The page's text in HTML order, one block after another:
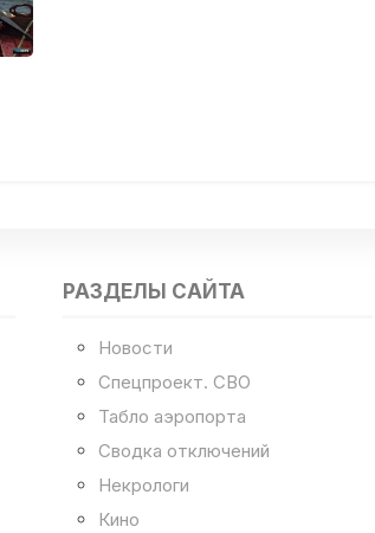
РАЗДЕЛЫ САЙТА
Новости
Спецпроект. СВО
Табло аэропорта
Сводка отключений
Некрологи
Кино